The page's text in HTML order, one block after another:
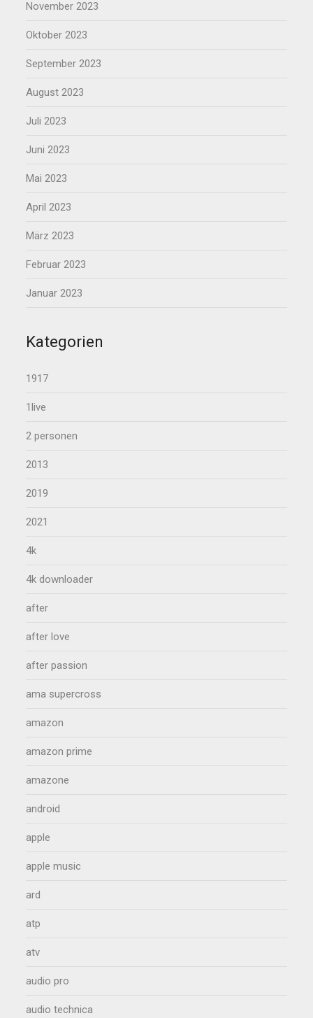
November 2023
Oktober 2023
September 2023
August 2023
Juli 2023
Juni 2023
Mai 2023
April 2023
März 2023
Februar 2023
Januar 2023
Kategorien
1917
1live
2 personen
2013
2019
2021
4k
4k downloader
after
after love
after passion
ama supercross
amazon
amazon prime
amazone
android
apple
apple music
ard
atp
atv
audio pro
audio technica